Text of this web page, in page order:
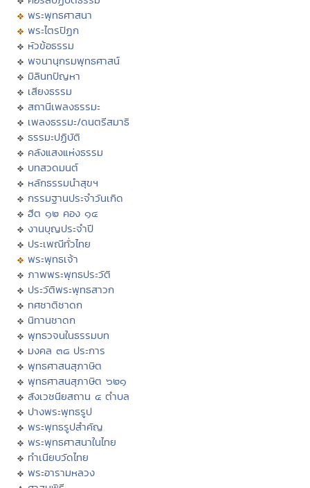
พระพุทธศาสนา
พระไตรปิฏก
หัวข้อธรรม
พจนานุกรมพุทธศาสน์
มิลินทปัญหา
เสียงธรรม
สถานีเพลงธรรมะ
เพลงธรรมะ/ดนตรีสมาธิ
ธรรมะปฏิบัติ
คลังแสงแห่งธรรม
บทสวดมนต์
หลักธรรมนำสุขฯ
กรรมฐานประจำวันเกิด
ฮีต ๑๒ คอง ๑๔
งานบุญประจำปี
ประเพณีทั่วไทย
พระพุทธเจ้า
ภาพพระพุทธประวัติ
ประวัติพระพุทธสาวก
ทศชาติชาดก
นิทานชาดก
พุทธวจนในธรรมบท
มงคล ๓๘ ประการ
พุทธศาสนสุภาษิต
พุทธศาสนสุภาษิต ๖๒๑
สังเวชนียสถาน ๔ ตำบล
ปางพระพุทธรูป
พระพุทธรูปสำคัญ
พระพุทธศาสนาในไทย
ทำเนียบวัดไทย
พระอารามหลวง